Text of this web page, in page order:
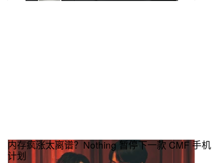
内存疯涨太离谱？Nothing 暂停下一款 CMF 手机
计划